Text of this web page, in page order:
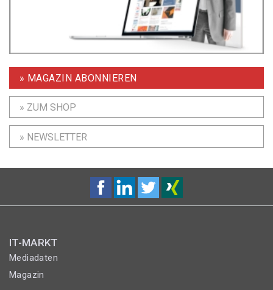
» MAGAZIN ABONNIEREN
» ZUM SHOP
» NEWSLETTER
IT-MARKT
Mediadaten
Magazin